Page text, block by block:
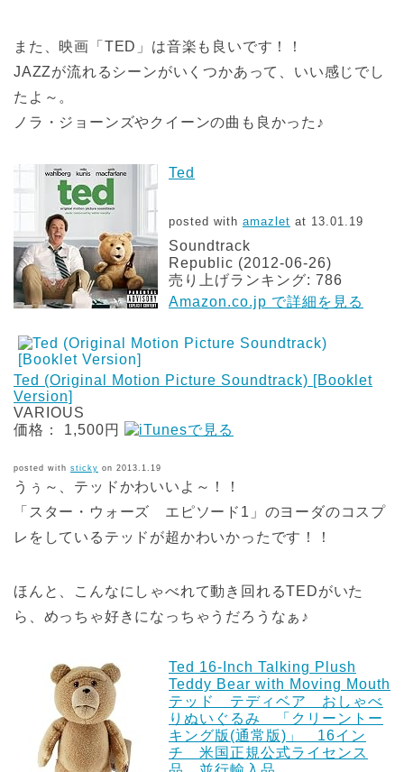
また、映画「TED」は音楽も良いです！！
JAZZが流れるシーンがいくつかあって、いい感じでし
たよ～。
ノラ・ジョーンズやクイーンの曲も良かった♪
Ted
posted with amazlet at 13.01.19
Soundtrack
Republic (2012-06-26)
売り上げランキング: 786
Amazon.co.jp で詳細を見る
Ted (Original Motion Picture Soundtrack) [Booklet
Version]
VARIOUS
価格： 1,500円
posted with sticky on 2013.1.19
うぅ～、テッドかわいいよ～！！
「スター・ウォーズ エピソード1」のヨーダのコスプ
レをしているテッドが超かわいかったです！！
ほんと、こんなにしゃべれて動き回れるTEDがいた
ら、めっちゃ好きになっちゃうだろうなぁ♪
Ted 16-Inch Talking Plush
Teddy Bear with Moving Mouth
テッド テディベア おしゃべ
りぬいぐるみ 「クリーントー
キング版(通常版)」 16イン
チ 米国正規公式ライセンス